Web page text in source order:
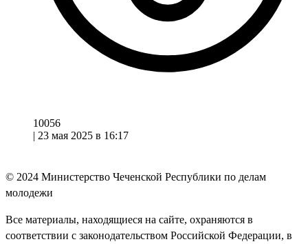
10056
| 23 мая 2025 в 16:17
© 2024 Министерство Чеченской Республики по делам
молодежи
Все материалы, находящиеся на сайте, охраняются в
соответствии с законодательством Российской Федерации, в